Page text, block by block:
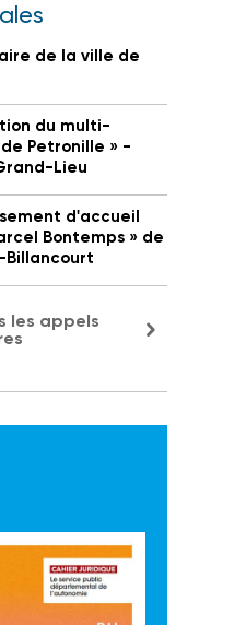
de la ville de
du multi-
Petronille » -
Lieu
d'accueil
Bontemps » de
Billancourt
les appels